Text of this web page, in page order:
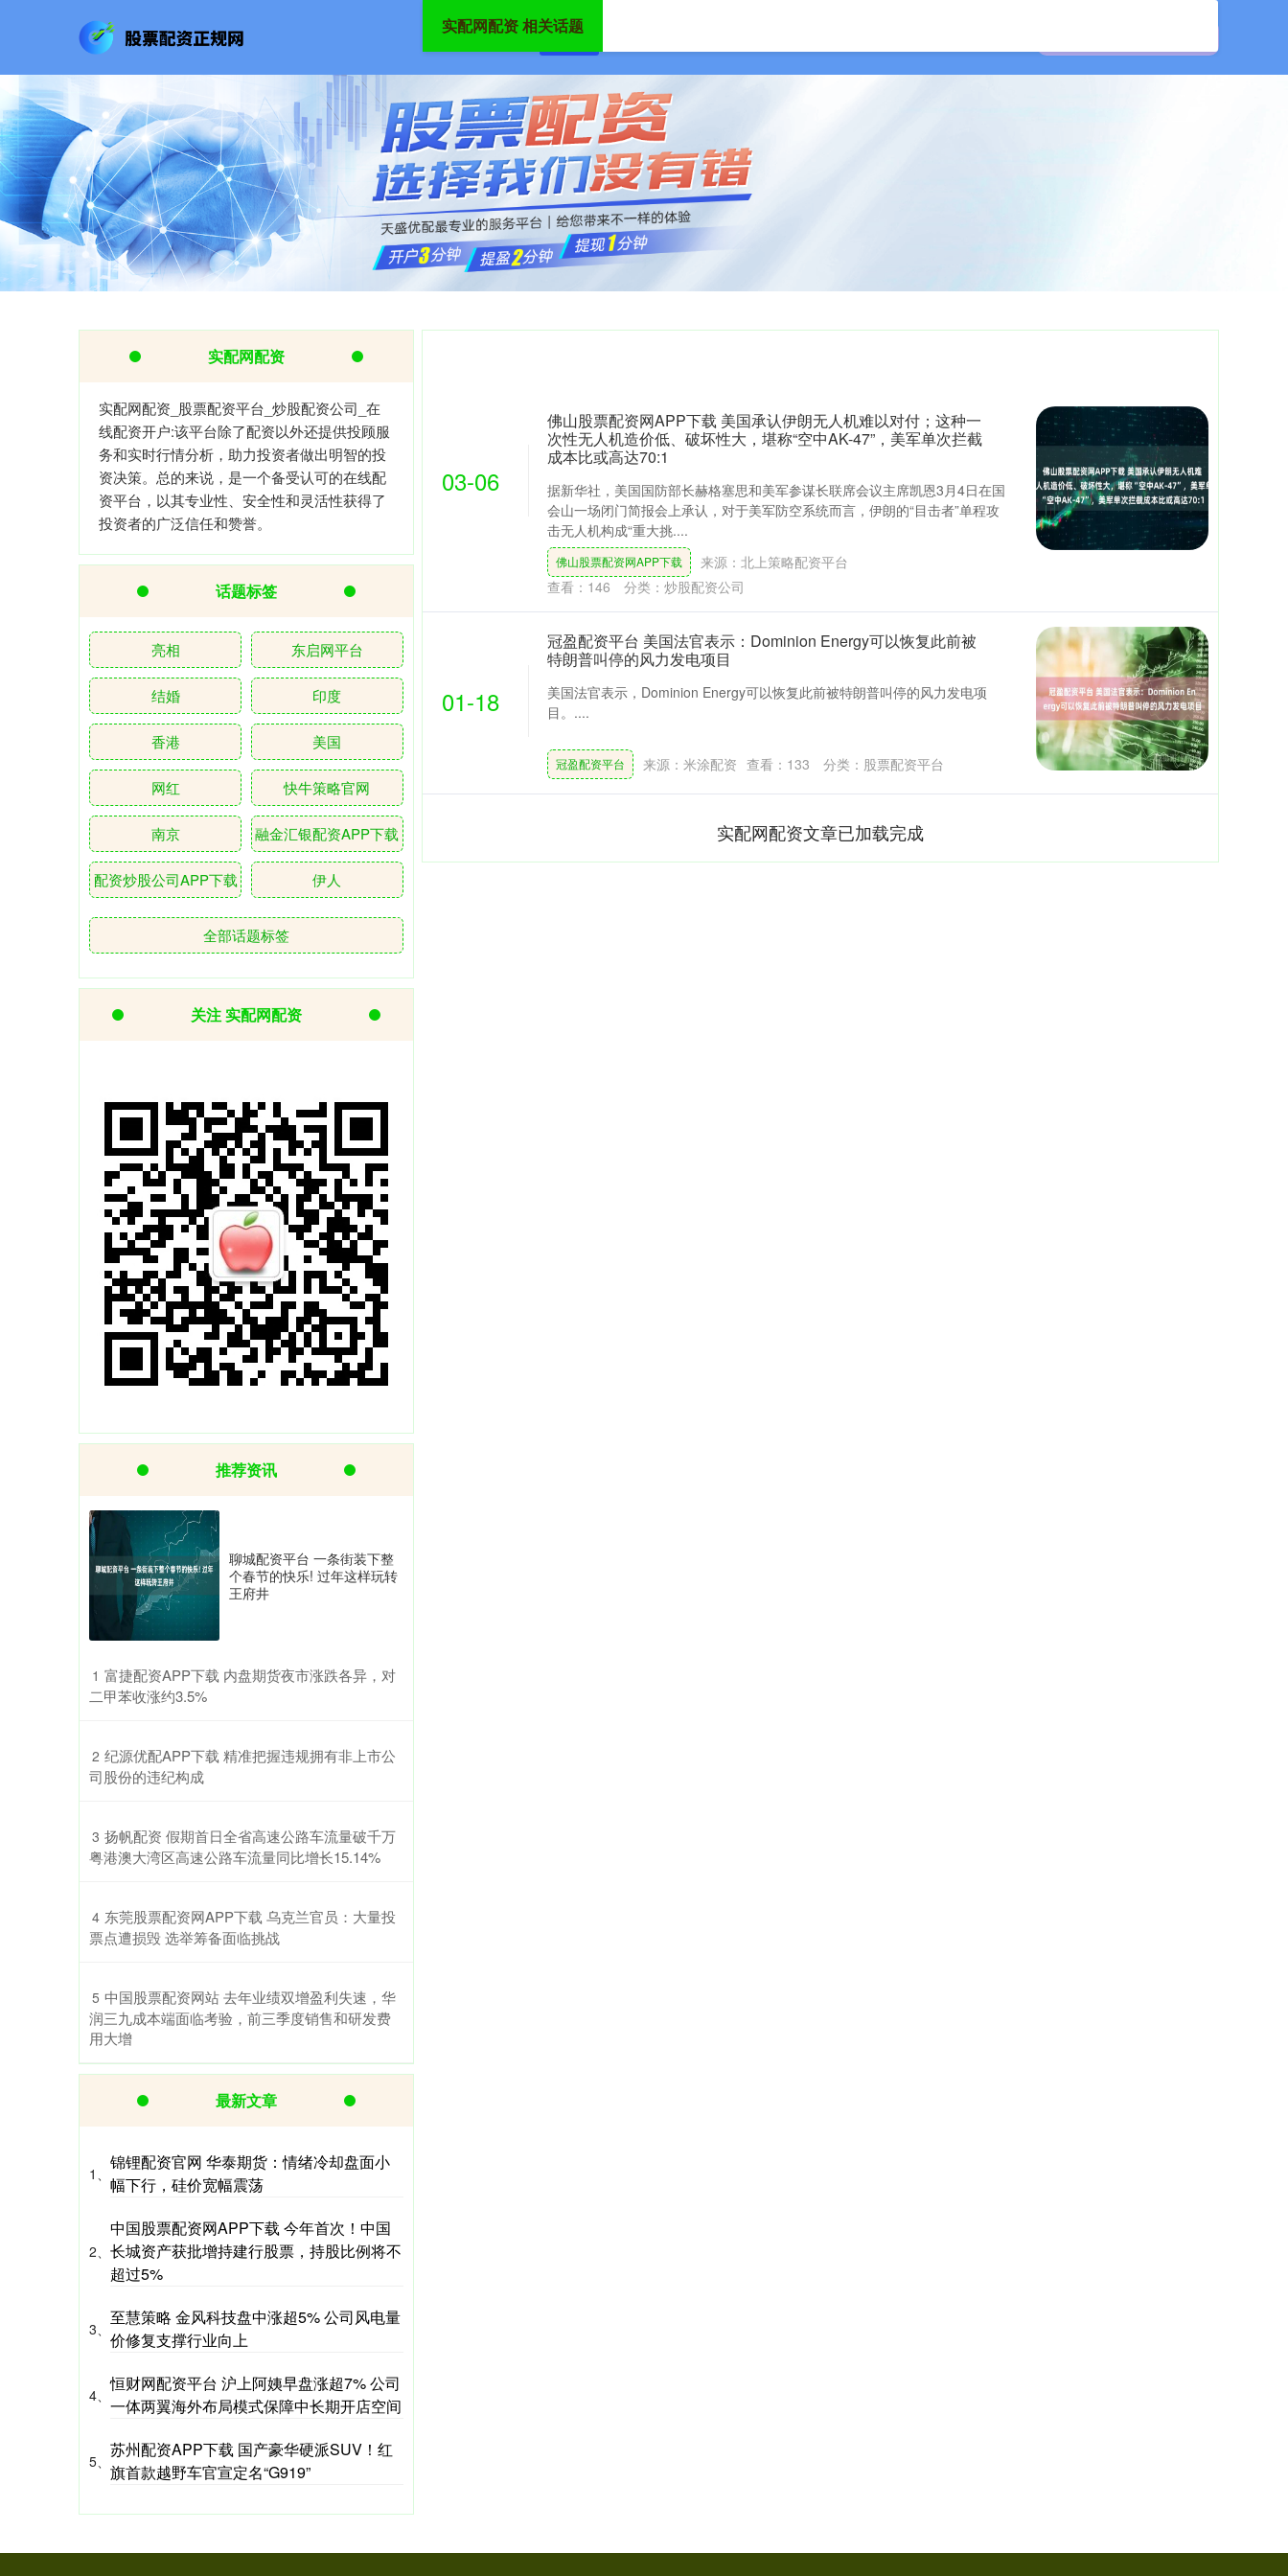
首页
实配网配资 相关话题
03-06
佛山股票配资网APP下载 美国承认伊朗无人机难以对付；这种一
次性无人机造价低、破坏性大，堪称“空中AK-47”，美军单次拦截
成本比或高达70:1
据新华社，美国国防部长赫格塞思和美军参谋长联席会议主席凯恩3月4日在国
会山一场闭门简报会上承认，对于美军防空系统而言，伊朗的“目击者”单程攻
击无人机构成“重大挑....
佛山股票配资网APP下载
来源：北上策略配资平台
查看： 146 分类： 炒股配资公司
01-18
冠盈配资平台 美国法官表示：Dominion Energy可以恢复此前被
特朗普叫停的风力发电项目
美国法官表示，Dominion Energy可以恢复此前被特朗普叫停的风力发电项
目。....
冠盈配资平台 来源：米涂配资 查看： 133 分类： 股票配资平台
实配网配资文章已加载完成
实配网配资
实配网配资_股票配资平台_炒股配资公司_在
线配资开户:该平台除了配资以外还提供投顾服
务和实时行情分析，助力投资者做出明智的投
资决策。总的来说，是一个备受认可的在线配
资平台，以其专业性、安全性和灵活性获得了
投资者的广泛信任和赞誉。
话题标签
亮相 东启网平台
结婚 印度
香港 美国
网红 快牛策略官网
南京 融金汇银配资APP下载
配资炒股公司APP下载 伊人
全部话题标签
关注 实配网配资
推荐资讯
聊城配资平台 一条街装下整
个春节的快乐! 过年这样玩转
王府井
1 ​富捷配资APP下载 内盘期货夜市涨跌各异，对
二甲苯收涨约3.5%
2 ​纪源优配APP下载 精准把握违规拥有非上市公
司股份的违纪构成
3 ​扬帆配资 假期首日全省高速公路车流量破千万
粤港澳大湾区高速公路车流量同比增长15.14%
4 ​东莞股票配资网APP下载 乌克兰官员：大量投
票点遭损毁 选举筹备面临挑战
5 ​中国股票配资网站 去年业绩双增盈利失速，华
润三九成本端面临考验，前三季度销售和研发费
用大增
最新文章
1、
锦锂配资官网 华泰期货：情绪冷却盘面小
幅下行，硅价宽幅震荡
2、
中国股票配资网APP下载 今年首次！中国
长城资产获批增持建行股票，持股比例将不
超过5%
3、
至慧策略 金风科技盘中涨超5% 公司风电量
价修复支撑行业向上
4、
恒财网配资平台 沪上阿姨早盘涨超7% 公司
一体两翼海外布局模式保障中长期开店空间
5、
苏州配资APP下载 国产豪华硬派SUV！红
旗首款越野车官宣定名“G919”